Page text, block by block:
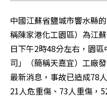
中國江蘇省鹽城市響水縣
稱陳家港化工園區）為江
日下午2時48分左右，園
司」（簡稱天嘉宜）工廠
最新消息，事故已造成78
21人危重傷、73人重傷，